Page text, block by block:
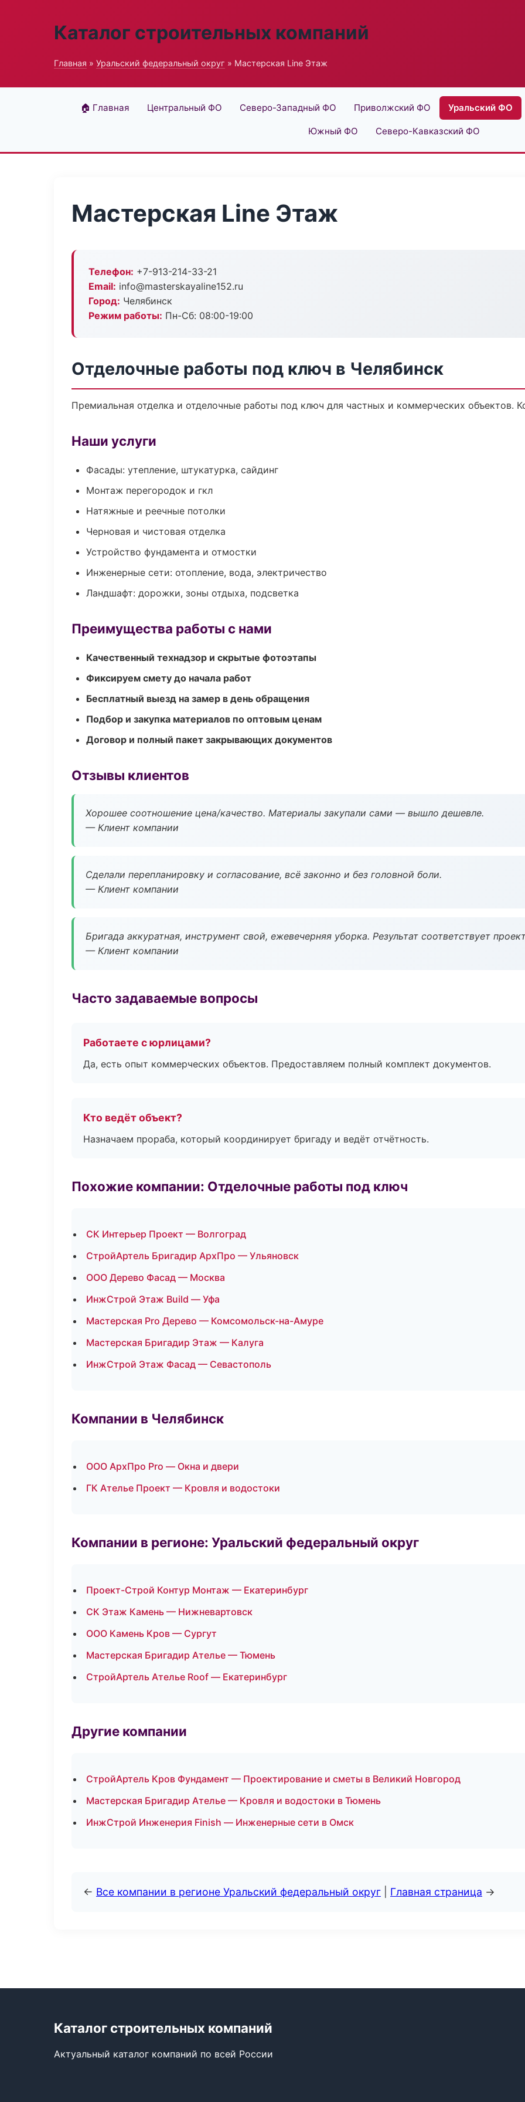
Каталог строительных компаний
Главная » Уральский федеральный округ » Мастерская Line Этаж
🏠 Главная Центральный ФО Северо-Западный ФО Приволжский ФО Уральский ФО
Южный ФО Северо-Кавказский ФО
Мастерская Line Этаж
Телефон: +7-913-214-33-21
Email: info@masterskayaline152.ru
Город: Челябинск
Режим работы: Пн-Сб: 08:00-19:00
Отделочные работы под ключ в Челябинск
Премиальная отделка и отделочные работы под ключ для частных и коммерческих объектов.
Наши услуги
Фасады: утепление, штукатурка, сайдинг
Монтаж перегородок и гкл
Натяжные и реечные потолки
Черновая и чистовая отделка
Устройство фундамента и отмостки
Инженерные сети: отопление, вода, электричество
Ландшафт: дорожки, зоны отдыха, подсветка
Преимущества работы с нами
Качественный технадзор и скрытые фотоэтапы
Фиксируем смету до начала работ
Бесплатный выезд на замер в день обращения
Подбор и закупка материалов по оптовым ценам
Договор и полный пакет закрывающих документов
Отзывы клиентов
Хорошее соотношение цена/качество. Материалы закупали сами — вышло дешевле.
— Клиент компании
Сделали перепланировку и согласование, всё законно и без головной боли.
— Клиент компании
Бригада аккуратная, инструмент свой, ежевечерняя уборка. Результат соответствует
— Клиент компании
Часто задаваемые вопросы
Работаете с юрлицами?
Да, есть опыт коммерческих объектов. Предоставляем полный комплект документов.
Кто ведёт объект?
Назначаем прораба, который координирует бригаду и ведёт отчётность.
Похожие компании: Отделочные работы под ключ
СК Интерьер Проект — Волгоград
СтройАртель Бригадир АрхПро — Ульяновск
ООО Дерево Фасад — Москва
ИнжСтрой Этаж Build — Уфа
Мастерская Pro Дерево — Комсомольск-на-Амуре
Мастерская Бригадир Этаж — Калуга
ИнжСтрой Этаж Фасад — Севастополь
Компании в Челябинск
ООО АрхПро Pro — Окна и двери
ГК Ателье Проект — Кровля и водостоки
Компании в регионе: Уральский федеральный округ
Проект-Строй Контур Монтаж — Екатеринбург
СК Этаж Камень — Нижневартовск
ООО Камень Кров — Сургут
Мастерская Бригадир Ателье — Тюмень
СтройАртель Ателье Roof — Екатеринбург
Другие компании
СтройАртель Кров Фундамент — Проектирование и сметы в Великий Новгород
Мастерская Бригадир Ателье — Кровля и водостоки в Тюмень
ИнжСтрой Инженерия Finish — Инженерные сети в Омск
← Все компании в регионе Уральский федеральный округ Главная страница →
Каталог строительных компаний
Актуальный каталог компаний по всей России